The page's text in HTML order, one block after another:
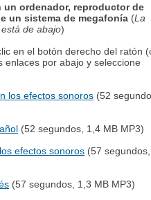
un ordenador, reproductor de
un sistema de megafonía (La
de abajo)
en el botón derecho del ratón
enlaces por abajo y seleccione
los efectos sonoros (52
(52 segundos, 1,4 MB MP3)
efectos sonoros (57
(57 segundos, 1,3 MB MP3)